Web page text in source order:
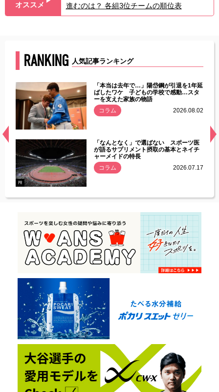
オススメ
進むのは？ 各組3位チームの順位表
RANKING 人気記事ランキング
常
「本当は去年で…」陽岱鋼が引退を1年延
ばしたワケ 子どもの学校で感動…スタ
ーを支えた家族の物語
コラム
2026.08.02
PR
「なんとなく」で選ばない スポーツ医
が語るサプリメント摂取の基本とネイチ
ャーメイドの特長
コラム
2026.07.17